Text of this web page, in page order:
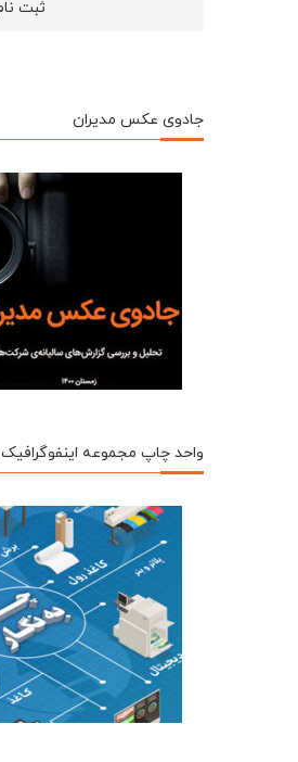
جادوی عکس مدیران
واحد چاپ مجموعه اینفوگرافیک